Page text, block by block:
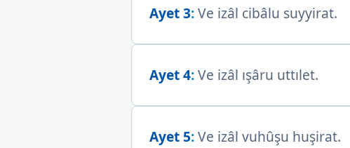
Ayet 3:Ve izâl cibâlu suyyirat.
Ayet 4:Ve izâl ışâru uttılet.
Ayet 5:Ve izâl vuhûşu huşirat.